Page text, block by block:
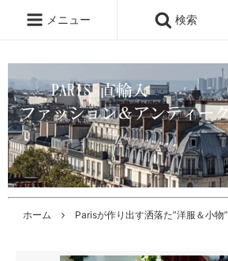
メニュー 検索
ホーム Parisが作り出す洒落た”洋服＆小物”